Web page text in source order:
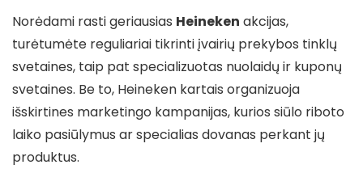
Norėdami rasti geriausias Heineken akcijas,
turėtumėte reguliariai tikrinti įvairių prekybos tinklų
svetaines, taip pat specializuotas nuolaidų ir kuponų
svetaines. Be to, Heineken kartais organizuoja
išskirtines marketingo kampanijas, kurios siūlo riboto
laiko pasiūlymus ar specialias dovanas perkant jų
produktus.